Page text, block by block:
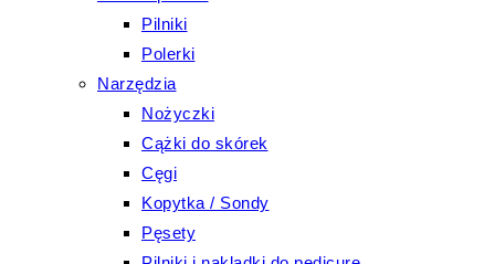
Pilniki
Polerki
Narzędzia
Nożyczki
Cążki do skórek
Cęgi
Kopytka / Sondy
Pęsety